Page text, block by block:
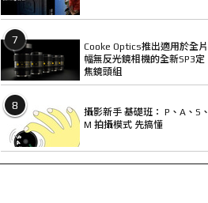
7
Cooke Optics推出適用於全片
幅無反光鏡相機的全新SP3定
焦鏡頭組
8
攝影新手 基礎班： P、A、S、
M 拍攝模式 先搞懂